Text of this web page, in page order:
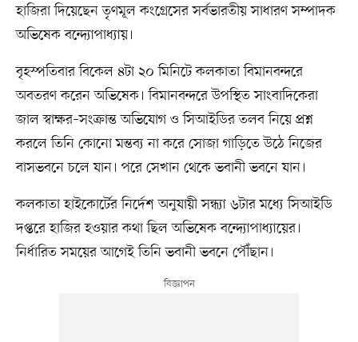
হাজিরা দিয়েছেন তৃণমূল কংগ্রেসের সর্বভারতীয় সাধারণ সম্পাদক
অভিষেক বন্দ্যোপাধ্যায়।
বৃহস্পতিবার বিকেল ৪টা ২০ মিনিটে কলকাতা বিমানবন্দরে
অবতরণ করেন অভিষেক। বিমানবন্দরে উপস্থিত সাংবাদিকেরা
জাল স্বাক্ষর–সংক্রান্ত অভিযোগ ও সিআইডির তলব নিয়ে প্রশ্ন
করলে তিনি কোনো মন্তব্য না করে সোজা গাড়িতে উঠে নিজের
বাসভবনে চলে যান। পরে সেখান থেকে ভবানী ভবনে যান।
কলকাতা হাইকোর্টের নির্দেশ অনুযায়ী সন্ধ্যা ৬টার মধ্যে সিআইডি
দপ্তরে হাজির হওয়ার কথা ছিল অভিষেক বন্দ্যোপাধ্যায়ের।
নির্ধারিত সময়ের আগেই তিনি ভবানী ভবনে পৌঁছান।